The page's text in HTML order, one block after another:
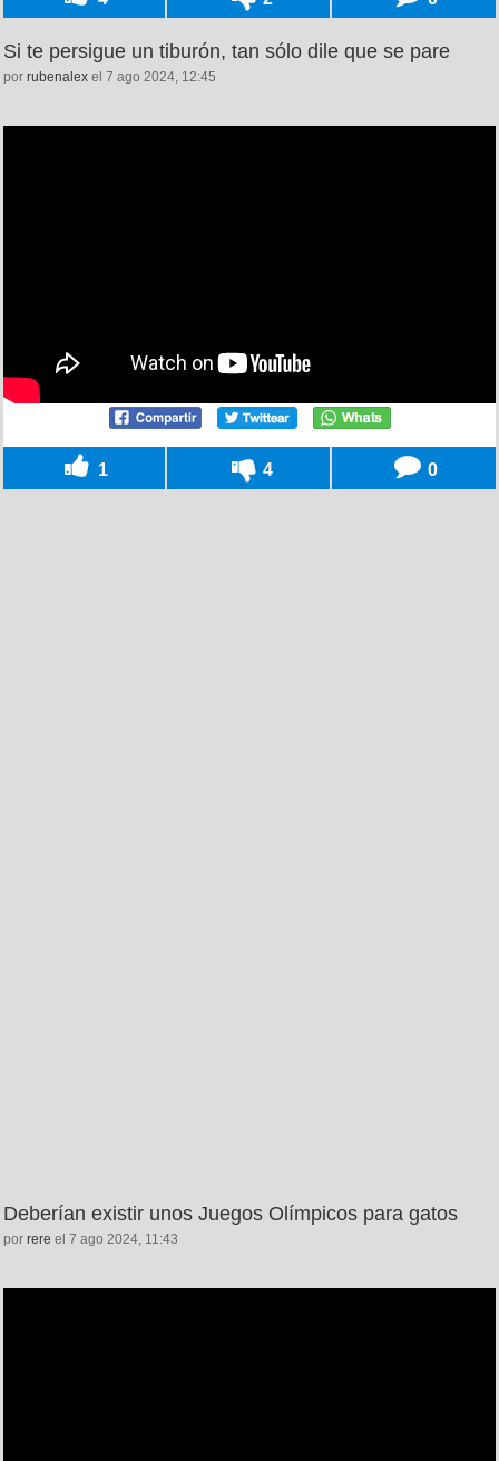
Si te persigue un tiburón, tan sólo dile que se pare
por rubenalex el 7 ago 2024, 12:45
1 4 0
Deberían existir unos Juegos Olímpicos para gatos
por rere el 7 ago 2024, 11:43